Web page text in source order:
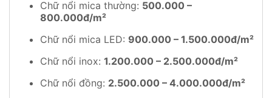
Chữ nổi mica thường: 500.000 –
800.000đ/m²
Chữ nổi mica LED: 900.000 – 1.500.000đ/m²
Chữ nổi inox: 1.200.000 – 2.500.000đ/m²
Chữ nổi đồng: 2.500.000 – 4.000.000đ/m²